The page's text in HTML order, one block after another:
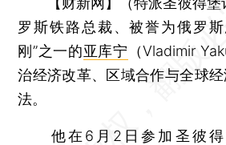
罗斯铁路总裁、被誉为俄罗
刚”之一的亚库宁 （Vladimir
治经济改革、区域合作与全球
法。
他在6月2日参加圣彼得